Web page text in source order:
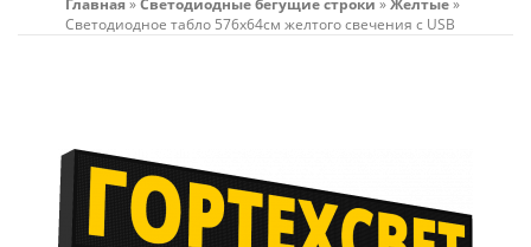
Главная»Светодиодные бегущие строки »Желтые»
Светодиодное табло 576x64см желтого свечения c USB